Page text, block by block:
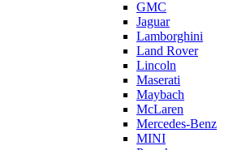
GMC
Jaguar
Lamborghini
Land Rover
Lincoln
Maserati
Maybach
McLaren
Mercedes-Benz
MINI